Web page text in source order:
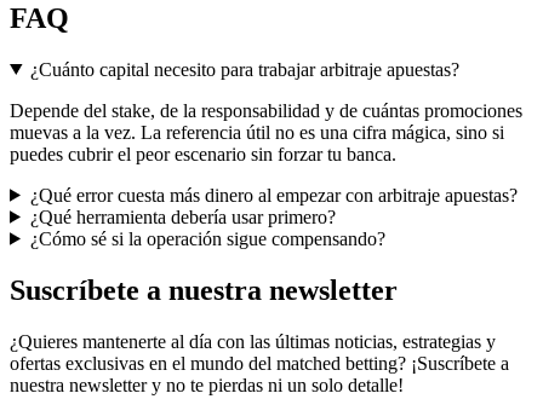
FAQ
¿Cuánto capital necesito para trabajar arbitraje apuestas?
Depende del stake, de la responsabilidad y de cuántas promociones
muevas a la vez. La referencia útil no es una cifra mágica, sino si
puedes cubrir el peor escenario sin forzar tu banca.
¿Qué error cuesta más dinero al empezar con arbitraje apuestas?
¿Qué herramienta debería usar primero?
¿Cómo sé si la operación sigue compensando?
Suscríbete a nuestra newsletter
¿Quieres mantenerte al día con las últimas noticias, estrategias y
ofertas exclusivas en el mundo del matched betting? ¡Suscríbete a
nuestra newsletter y no te pierdas ni un solo detalle!